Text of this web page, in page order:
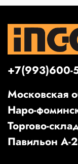
+7(993)600-
Московская
Наро-
Торгово-
Павильон А-2